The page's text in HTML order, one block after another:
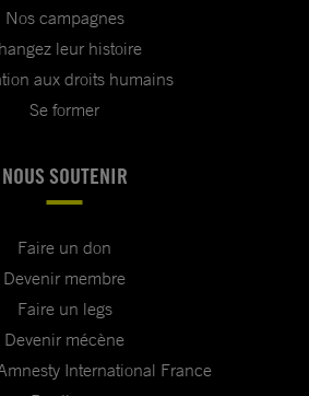
Nos campagnes
leur histoire
aux droits humains
Se former
NOUS SOUTENIR
Faire un don
Devenir membre
Faire un legs
Devenir mécène
International France